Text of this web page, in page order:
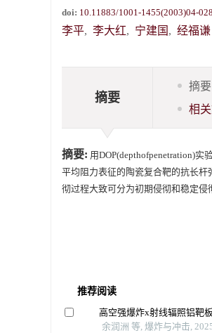
doi: 10.11883/1001-1455(2003)04-
李平, 李大红, 宁建国 , 经福谦
摘要
摘要
相
摘要: 用DOP(depthofpenetration)
平均阻力表征的陶瓷复合靶的抗长
彻过程大致可分为初期侵彻和稳定侵
推荐阅读
高空强爆炸x射线辐照铝靶
余润洲 等, 爆炸与冲击,